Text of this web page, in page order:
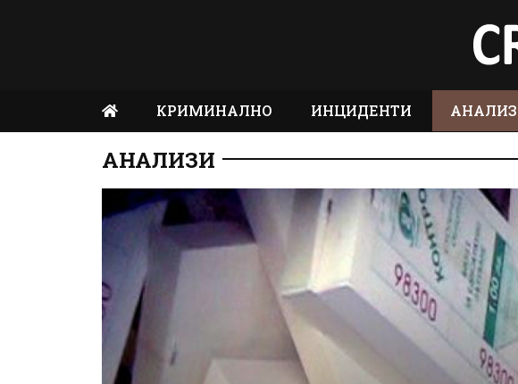
КРИМИНАЛНО ИНЦИДЕНТИ
АНАЛИЗИ